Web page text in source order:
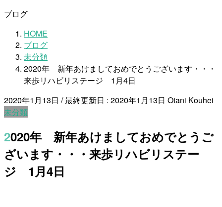
ブログ
HOME
ブログ
未分類
2020年 新年あけましておめでとうございます・・・
来歩リハビリステージ 1月4日
2020年1月13日 / 最終更新日 : 2020年1月13日 Otani Kouhei
未分類
2020年 新年あけましておめでとうご
ざいます・・・来歩リハビリステー
ジ 1月4日